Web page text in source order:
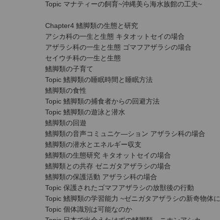
Topic マナティーの飼育~沖縄美ら海水族館の工夫~
Chapter4 鰭脚類の生態と研究
アシカ科の一生と生態 キタオットセイの場合
アザラシ科の一生と生態 ゴマフアザラシの場合
セイウチ科の一生と生態
鰭脚類の子育て
Topic 鰭脚類の睡眠時間と睡眠方法
鰭脚類の食性
Topic 鰭脚類の捕食者からの回避方法
Topic 鰭脚類の遊泳と潜水
鰭脚類の回遊
鰭脚類の音声コミュニケ―ション アザラシ科の場合
鰭脚類の潜水とエネルギー収支
鰭脚類の生態研究 キタオットセイの場合
鰭脚類との共存 ゼニガタアザラシの場合
鰭脚類の保護活動 アザラシ科の場合
Topic 保護されたゴマフアザラシの放獣後の行動
Topic 鰭脚類の学習能力 ~ゼニガタアザラシの新奇物体
Topic 個体識別は可能なのか